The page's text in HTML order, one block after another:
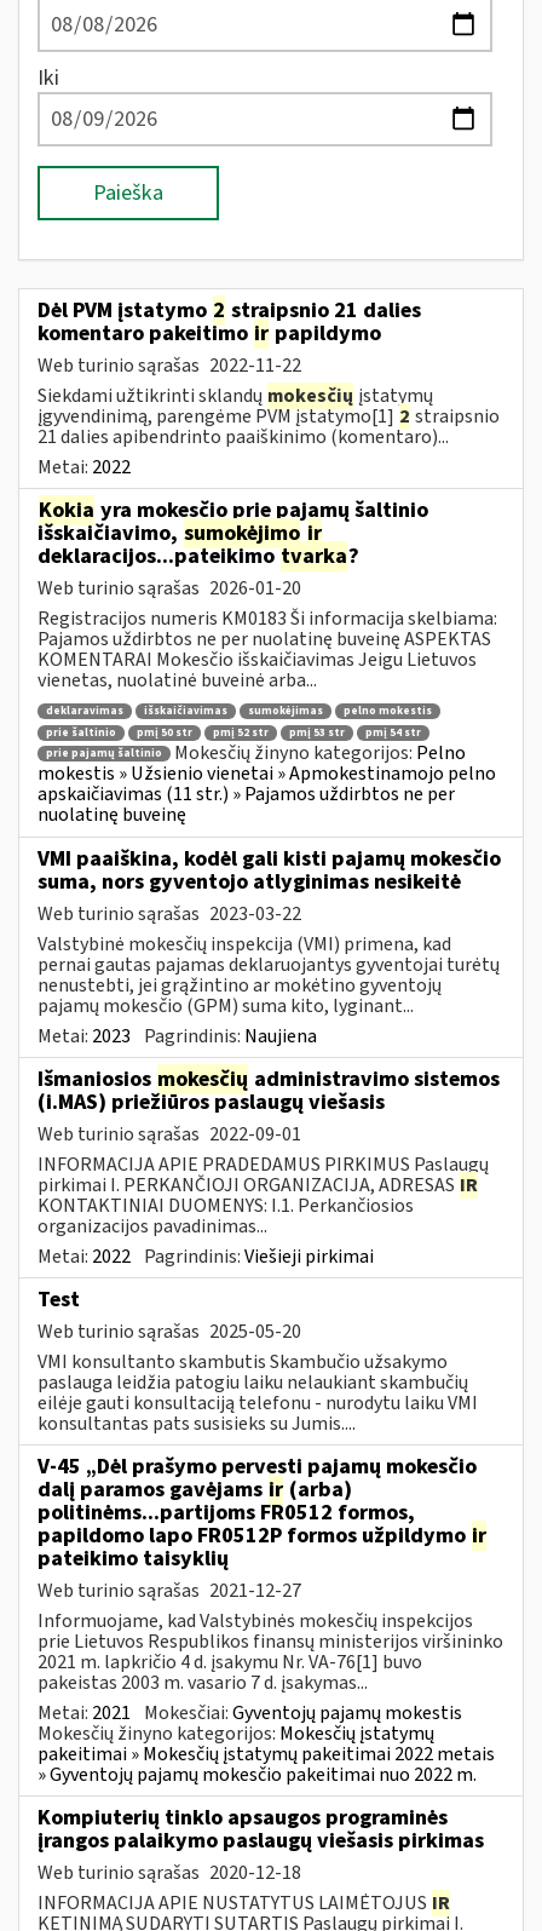
Iki
Paieška
Dėl PVM įstatymo 2 straipsnio 21 dalies
komentaro pakeitimo ir papildymo
Web turinio sąrašas 2022-11-22
Siekdami užtikrinti sklandų mokesčių įstatymų
įgyvendinimą, parengėme PVM įstatymo[1] 2 straipsnio
21 dalies apibendrinto paaiškinimo (komentaro)...
Metai: 2022
Kokia yra mokesčio prie pajamų šaltinio
išskaičiavimo, sumokėjimo ir
deklaracijos...pateikimotvarka?
Web turinio sąrašas 2026-01-20
Registracijos numeris KM0183 Ši informacija skelbiama:
Pajamos uždirbtos ne per nuolatinę buveinę ASPEKTAS
KOMENTARAI Mokesčio išskaičiavimas Jeigu Lietuvos
vienetas, nuolatinė buveinė arba...
deklaravimas išskaičiavimas sumokėjimas
pelno mokestis
prie šaltinio
pmį 50 str pmį 52 str pmį 53 str
pmį 54 str
prie pajamų šaltinio
Mokesčių žinyno kategorijos: Pelno
mokestis » Užsienio vienetai » Apmokestinamojo pelno
apskaičiavimas (11 str.) » Pajamos uždirbtos ne per
nuolatinę buveinę
VMI paaiškina, kodėl gali kisti pajamų mokesčio
suma, nors gyventojo atlyginimas nesikeitė
Web turinio sąrašas 2023-03-22
Valstybinė mokesčių inspekcija (VMI) primena, kad
pernai gautas pajamas deklaruojantys gyventojai turėtų
nenustebti, jei grąžintino ar mokėtino gyventojų
pajamų mokesčio (GPM) suma kito, lyginant...
Metai: 2023 Pagrindinis: Naujiena
Išmaniosios mokesčių administravimo sistemos
(i.MAS) priežiūros paslaugų viešasis
Web turinio sąrašas 2022-09-01
INFORMACIJA APIE PRADEDAMUS PIRKIMUS Paslaugų
pirkimai I. PERKANČIOJI ORGANIZACIJA, ADRESAS IR
KONTAKTINIAI DUOMENYS: I.1. Perkančiosios
organizacijos pavadinimas...
Metai: 2022 Pagrindinis:Viešieji pirkimai
Test
Web turinio sąrašas 2025-05-20
VMI konsultanto skambutis Skambučio užsakymo
paslauga leidžia patogiu laiku nelaukiant skambučių
eilėje gauti konsultaciją telefonu - nurodytu laiku VMI
konsultantas pats susisieks su Jumis....
V-45 „Dėl prašymo pervesti pajamų mokesčio
dalį paramos gavėjams ir (arba)
politinėms...partijoms FR0512 formos,
papildomo lapo FR0512P formos užpildymo ir
pateikimo taisyklių
Web turinio sąrašas 2021-12-27
Informuojame, kad Valstybinės mokesčių inspekcijos
prie Lietuvos Respublikos finansų ministerijos viršininko
2021 m. lapkričio 4 d. įsakymu Nr. VA-76[1] buvo
pakeistas 2003 m. vasario 7 d. įsakymas...
Metai: 2021 Mokesčiai:Gyventojų pajamų mokestis
Mokesčių žinyno kategorijos: Mokesčių įstatymų
pakeitimai » Mokesčių įstatymų pakeitimai 2022 metais
» Gyventojų pajamų mokesčio pakeitimai nuo 2022 m.
Kompiuterių tinklo apsaugos programinės
įrangos palaikymo paslaugų viešasis pirkimas
Web turinio sąrašas 2020-12-18
INFORMACIJA APIE NUSTATYTUS LAIMĖTOJUS IR
KETINIMĄ SUDARYTI SUTARTIS Paslaugų pirkimai I.